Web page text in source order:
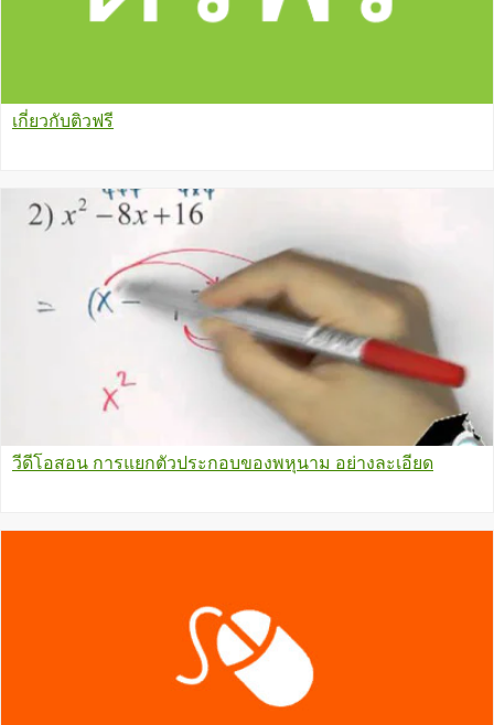
เกี่ยวกับติวฟรี
วีดีโอสอน การแยกตัวประกอบของพหุนาม อย่างละเอียด